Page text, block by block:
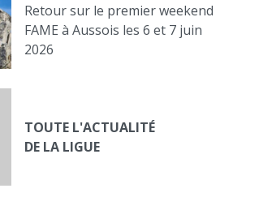
Retour sur le premier weekend
FAME à Aussois les 6 et 7 juin
2026
TOUTE L'ACTUALITÉ
DE LA LIGUE